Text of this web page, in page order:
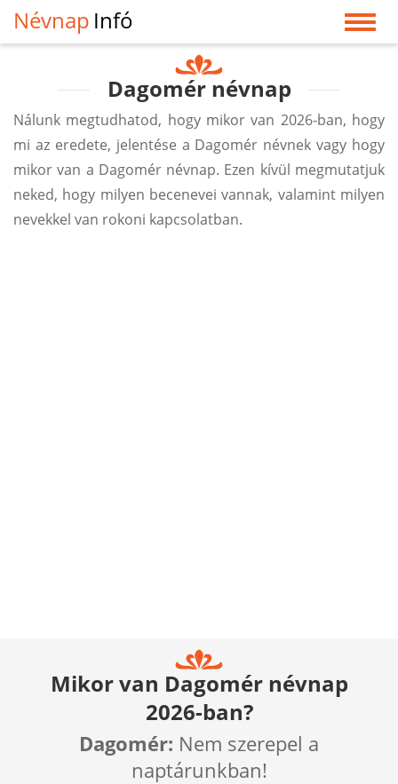
Névnap Infó
Dagomér névnap
Nálunk megtudhatod, hogy mikor van 2026-ban, hogy
mi az eredete, jelentése a Dagomér névnek vagy hogy
mikor van a Dagomér névnap. Ezen kívül megmutatjuk
neked, hogy milyen becenevei vannak, valamint milyen
nevekkel van rokoni kapcsolatban.
Mikor van Dagomér névnap
2026-ban?
Dagomér: Nem szerepel a
naptárunkban!